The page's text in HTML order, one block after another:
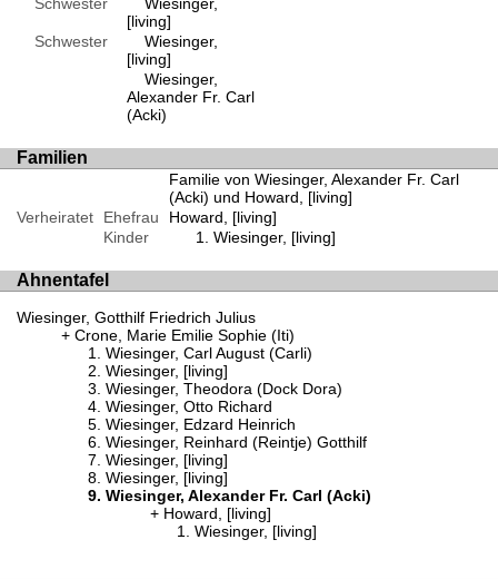
[living]
Schwester
Wiesinger,
[living]
Wiesinger,
Alexander Fr. Carl
(Acki)
Familien
Familie von Wiesinger, Alexander Fr. Carl
(Acki) und Howard, [living]
Verheiratet
Ehefrau
Howard, [living]
Kinder
Wiesinger, [living]
Ahnentafel
Wiesinger, Gotthilf Friedrich Julius
Crone, Marie Emilie Sophie (Iti)
Wiesinger, Carl August (Carli)
Wiesinger, [living]
Wiesinger, Theodora (Dock Dora)
Wiesinger, Otto Richard
Wiesinger, Edzard Heinrich
Wiesinger, Reinhard (Reintje) Gotthilf
Wiesinger, [living]
Wiesinger, [living]
Wiesinger, Alexander Fr. Carl (Acki)
Howard, [living]
Wiesinger, [living]